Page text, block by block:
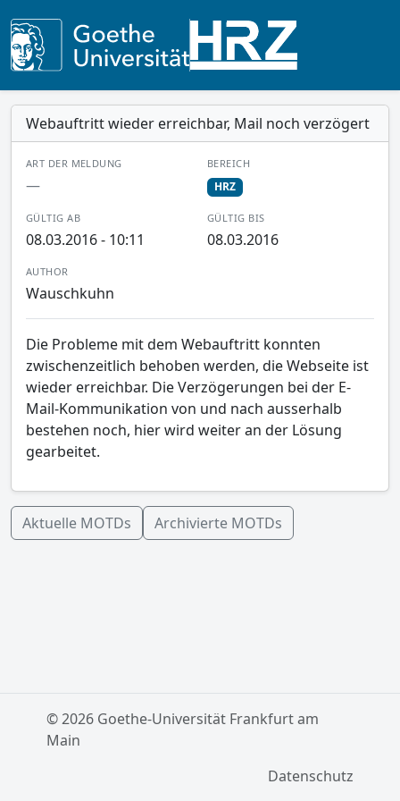
Webauftritt wieder erreichbar, Mail noch verzögert
ART DER MELDUNG
—
BEREICH
HRZ
GÜLTIG AB
08.03.2016 - 10:11
GÜLTIG BIS
08.03.2016
AUTHOR
Wauschkuhn
Die Probleme mit dem Webauftritt konnten
zwischenzeitlich behoben werden, die Webseite ist
wieder erreichbar. Die Verzögerungen bei der E-
Mail-Kommunikation von und nach ausserhalb
bestehen noch, hier wird weiter an der Lösung
gearbeitet.
Aktuelle MOTDs Archivierte MOTDs
© 2026 Goethe-Universität Frankfurt am
Main
Datenschutz